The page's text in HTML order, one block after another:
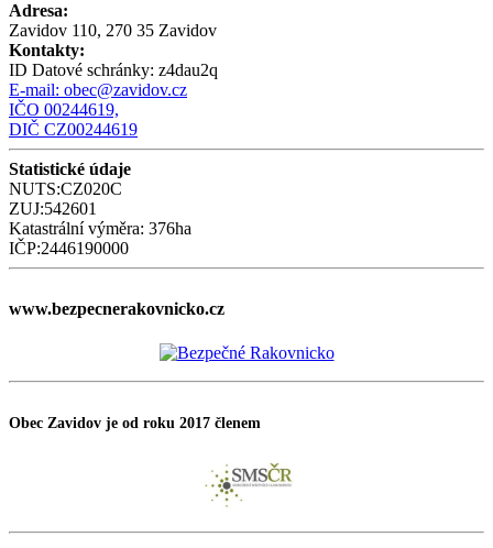
Adresa:
Zavidov 110, 270 35 Zavidov
Kontakty:
ID Datové schránky: z4dau2q
E-mail: obec@zavidov.cz
IČO 00244619,
DIČ CZ00244619
Statistické údaje
NUTS:CZ020C
ZUJ:542601
Katastrální výměra: 376ha
IČP:2446190000
www.bezpecnerakovnicko.cz
Obec Zavidov je od roku 2017 členem